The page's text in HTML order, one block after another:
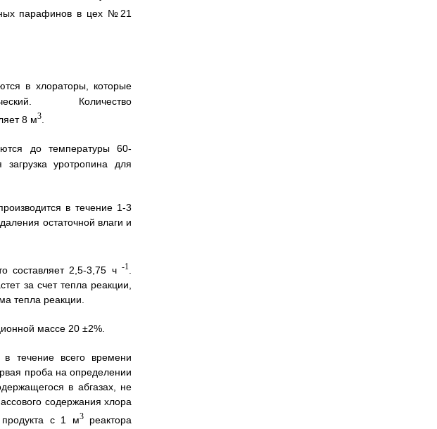
парафинов в цех №21
в хлораторы, которые
Количество
8 м3.
до температуры 60-
уротропина для
в течение 1-3
остаточной влаги и
составляет 2,5-3,75 ч-1
за счет тепла реакции,
тепла реакции.
массе 20 ±2%.
течение всего времени
проба на определении
в абгазах, не
содержания хлора
с 1 м3реактора